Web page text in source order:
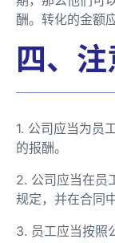
酬。转化的金额
四、
1. 公司应当为员
的报酬。
2. 公司应当在员
规定，并在合同
3. 员工应当按照